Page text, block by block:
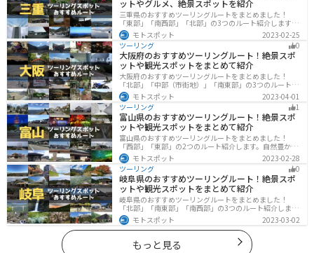
ットやグルメ、絶景スポットを紹介
三重県のおすすめツーリングルートをまとめました！
「東部」「南西部」「北部」の3つのルート紹介します。
標高の高いスカイラインからリアス式海岸まであるの
で、飽きることなくツーリングを堪能できます。バイク
で三重県にツーリングに行く際は参考にしてください。
モトスポット
2023-02-25
ツーリング
0
大阪府のおすすめツーリングルート！絶景スポ
ットや観光スポットをまとめて紹介
大阪府のおすすめツーリングルートをまとめました！
「北部」「中部（市街地）」「南東部」の3つのルート紹
介します。歴史と近代が融合した魅力的なエリアで様々
な楽しみ方ができます。バイクで大阪府にツーリングに
行く際は参考にしてください。
モトスポット
2023-04-01
ツーリング
1
富山県のおすすめツーリングルート！絶景スポ
ットや観光スポットをまとめて紹介
富山県のおすすめツーリングルートをまとめました！
「西部」「東部」の2つのルート紹介します。自然豊かな
山と海、温泉が充実しており、美術館などもあるので、
自然を満喫するツーリングができます。バイクで富山県
にツーリングに行く際は参考にしてください。
モトスポット
2023-02-28
ツーリング
0
岐阜県のおすすめツーリングルート！絶景スポ
ットや観光スポットをまとめて紹介
岐阜県のおすすめツーリングルートをまとめました！
「北部」「南東部」「南西部」の3つのルート紹介しま
す。自然豊かな山が充実しており、山を生かした施設や
グルメ、絶景スポットなど、自然を満喫するツーリング
ができます。バイクで岐阜県にツーリングに行く際は参
考にしてください。
モトスポット 2023-03-02
もっと見る